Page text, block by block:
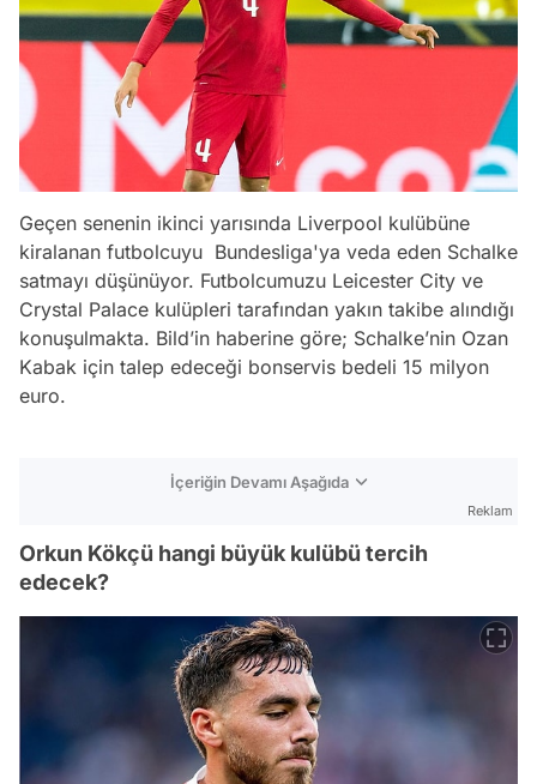
Geçen senenin ikinci yarısında Liverpool kulübüne
kiralanan futbolcuyu Bundesliga'ya veda eden Schalke
satmayı düşünüyor. Futbolcumuzu Leicester City ve
Crystal Palace kulüpleri tarafından yakın takibe alındığı
konuşulmakta. Bild’in haberine göre; Schalke’nin Ozan
Kabak için talep edeceği bonservis bedeli 15 milyon
euro.
İçeriğin Devamı Aşağıda
Reklam
Orkun Kökçü hangi büyük kulübü tercih
edecek?